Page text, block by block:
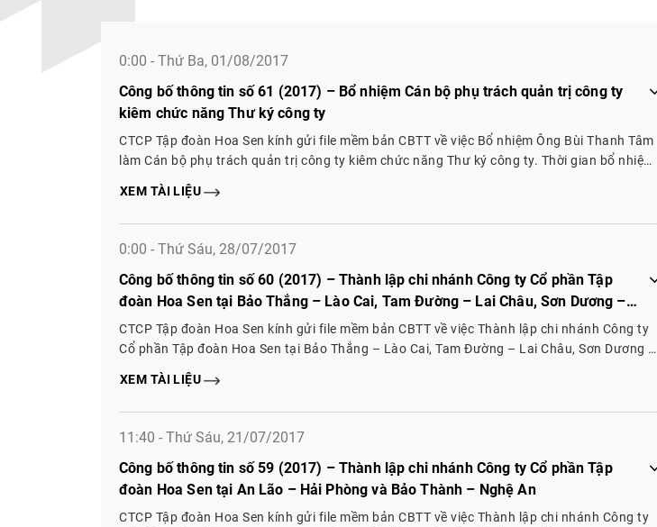
0:00 - Thứ Ba, 01/08/2017
Công bố thông tin số 61 (2017) – Bổ nhiệm Cán bộ phụ trách quản trị công ty
kiêm chức năng Thư ký công ty
CTCP Tập đoàn Hoa Sen kính gửi file mềm bản CBTT về việc Bổ nhiệm Ông Bùi Thanh Tâm
làm Cán bộ phụ trách quản trị công ty kiêm chức năng Thư ký công ty. Thời gian bổ nhiệm:
kể từ ngày 01/08/2017
XEM TÀI LIỆU
0:00 - Thứ Sáu, 28/07/2017
Công bố thông tin số 60 (2017) – Thành lập chi nhánh Công ty Cổ phần Tập
đoàn Hoa Sen tại Bảo Thắng – Lào Cai, Tam Đường – Lai Châu, Sơn Dương –
Tuyên Quang, Chiêm Hóa – Tuyên Quang
CTCP Tập đoàn Hoa Sen kính gửi file mềm bản CBTT về việc Thành lập chi nhánh Công ty
Cổ phần Tập đoàn Hoa Sen tại Bảo Thắng – Lào Cai, Tam Đường – Lai Châu, Sơn Dương –
Tuyên Quang, Chiêm Hóa – Tuyên Quang
XEM TÀI LIỆU
11:40 - Thứ Sáu, 21/07/2017
Công bố thông tin số 59 (2017) – Thành lập chi nhánh Công ty Cổ phần Tập
đoàn Hoa Sen tại An Lão – Hải Phòng và Bảo Thành – Nghệ An
CTCP Tập đoàn Hoa Sen kính gửi file mềm bản CBTT về việc Thành lập chi nhánh Công ty